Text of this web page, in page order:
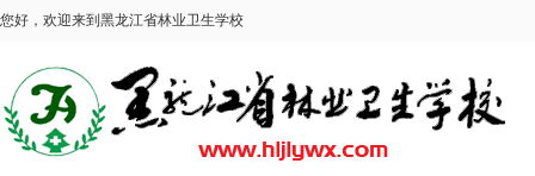
您好，欢迎来到黑龙江省林业卫生学校